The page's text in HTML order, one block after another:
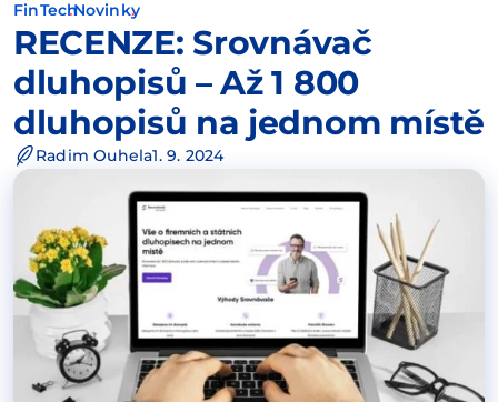
FinTechNovinky
RECENZE: Srovnávač
dluhopisů – Až 1 800
dluhopisů na jednom místě
Radim Ouhela1. 9. 2024